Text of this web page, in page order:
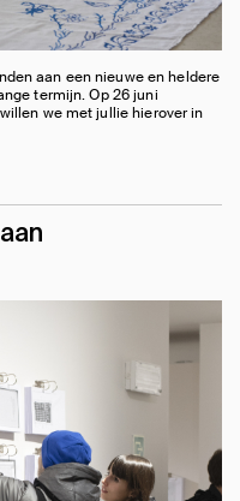
aan een nieuwe en heldere
termijn. Op 26 juni
we met jullie hierover in